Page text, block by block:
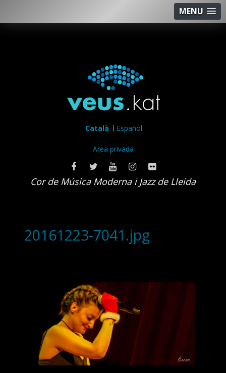
MENU
Català Español
Area privada
Cor de Música Moderna i Jazz de Lleida
20161223-7041.jpg